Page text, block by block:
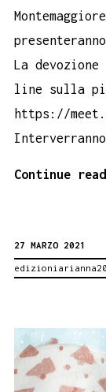
La
line sulla
https://
Continue
27 MARZO 2021